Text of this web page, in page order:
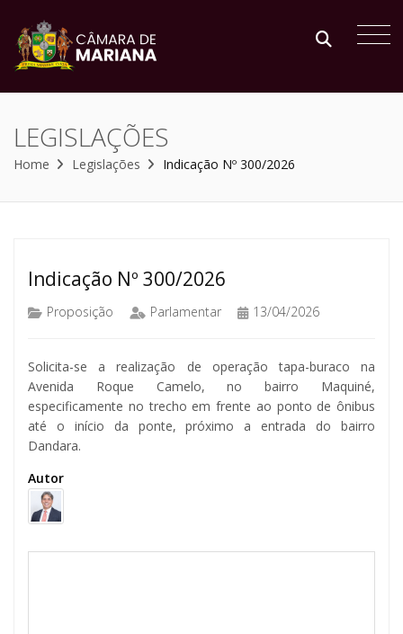
LEGISLAÇÕES
Home Legislações Indicação Nº 300/2026
Indicação Nº 300/2026
Proposição Parlamentar 13/04/2026
Solicita-se a realização de operação tapa-buraco na
Avenida Roque Camelo, no bairro Maquiné,
especificamente no trecho em frente ao ponto de ônibus
até o início da ponte, próximo a entrada do bairro
Dandara.
Autor